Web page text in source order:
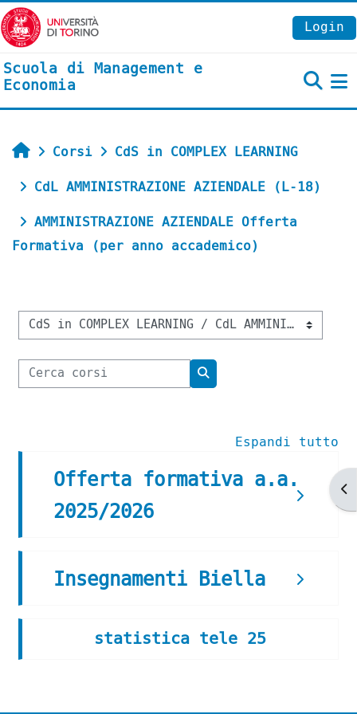
Vai al contenuto principale
Login
Scuola di Management e
Economia
Home
Corsi
CdS in COMPLEX LEARNING
CdL AMMINISTRAZIONE AZIENDALE (L-18)
AMMINISTRAZIONE AZIENDALE Offerta
Formativa (per anno accademico)
Categorie di corso
Cerca corsi
Cerca corsi
Espandi tutto
Offerta formativa a.a.
2025/2026
Insegnamenti Biella
statistica tele 25